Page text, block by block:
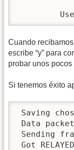
Cuando
escribe “y” para
probar unos
Si tenemos éxito
Saving
Data
Sending
Got